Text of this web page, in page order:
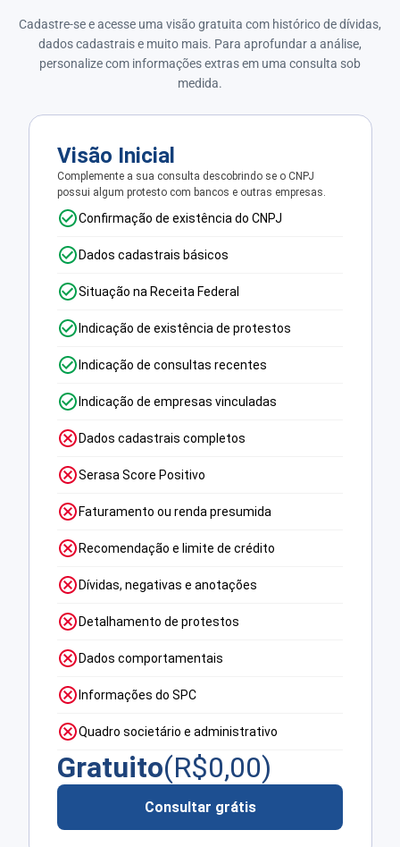
Cadastre-se e acesse uma visão gratuita com histórico de dívidas,
dados cadastrais e muito mais. Para aprofundar a análise,
personalize com informações extras em uma consulta sob
medida.
Visão Inicial
Complemente a sua consulta descobrindo se o CNPJ
possui algum protesto com bancos e outras empresas.
Confirmação de existência do CNPJ
Dados cadastrais básicos
Situação na Receita Federal
Indicação de existência de protestos
Indicação de consultas recentes
Indicação de empresas vinculadas
Dados cadastrais completos
Serasa Score Positivo
Faturamento ou renda presumida
Recomendação e limite de crédito
Dívidas, negativas e anotações
Detalhamento de protestos
Dados comportamentais
Informações do SPC
Quadro societário e administrativo
Gratuito(R$0,00)
Consultar grátis